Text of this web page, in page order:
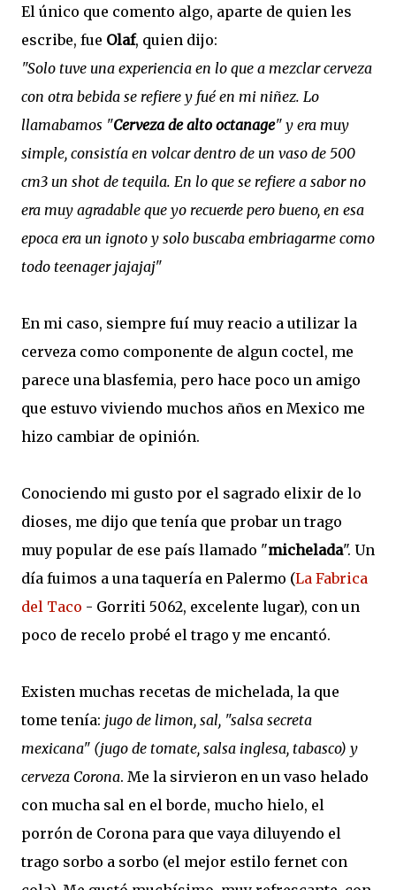
El único que comento algo, aparte de quien les
escribe, fue Olaf, quien dijo:
"Solo tuve una experiencia en lo que a mezclar cerveza
con otra bebida se refiere y fué en mi niñez. Lo
llamabamos "Cerveza de alto octanage" y era muy
simple, consistía en volcar dentro de un vaso de 500
cm3 un shot de tequila. En lo que se refiere a sabor no
era muy agradable que yo recuerde pero bueno, en esa
epoca era un ignoto y solo buscaba embriagarme como
todo teenager jajajaj"
En mi caso, siempre fuí muy reacio a utilizar la
cerveza como componente de algun coctel, me
parece una blasfemia, pero hace poco un amigo
que estuvo viviendo muchos años en Mexico me
hizo cambiar de opinión.
Conociendo mi gusto por el sagrado elixir de lo
dioses, me dijo que tenía que probar un trago
muy popular de ese país llamado "michelada". Un
día fuimos a una taquería en Palermo (La Fabrica
del Taco - Gorriti 5062, excelente lugar), con un
poco de recelo probé el trago y me encantó.
Existen muchas recetas de michelada, la que
tome tenía: jugo de limon, sal, "salsa secreta
mexicana" (jugo de tomate, salsa inglesa, tabasco) y
cerveza Corona. Me la sirvieron en un vaso helado
con mucha sal en el borde, mucho hielo, el
porrón de Corona para que vaya diluyendo el
trago sorbo a sorbo (el mejor estilo fernet con